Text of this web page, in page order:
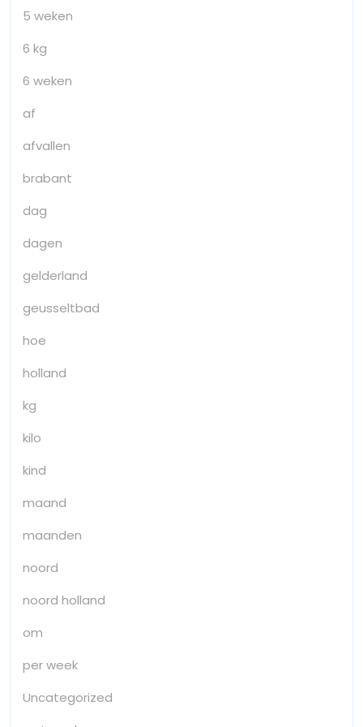
5 weken
6 kg
6 weken
af
afvallen
brabant
dag
dagen
gelderland
geusseltbad
hoe
holland
kg
kilo
kind
maand
maanden
noord
noord holland
om
per week
Uncategorized